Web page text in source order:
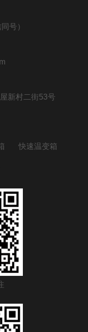
号）
新村二街53号
快速温变箱